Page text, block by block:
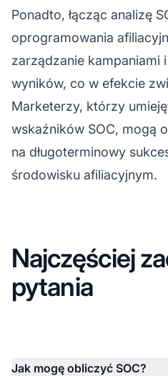
Ponadto, łącząc analizę
oprogramowania
zarządzanie kampaniami
wyników, co w efekcie
Marketerzy, którzy
wskaźników SOC, mogą
na długoterminowy
środowisku afiliacyjnym.
Najczęściej
pytania
Jak mogę obliczyć SOC?